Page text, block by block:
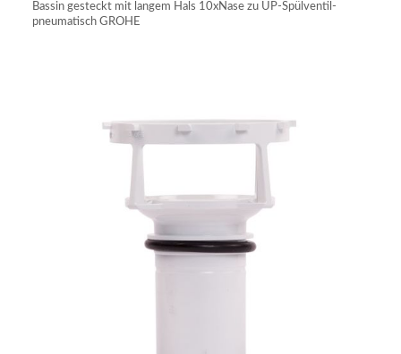
Bassin gesteckt mit langem Hals 10xNase zu UP-Spülventil-
pneumatisch GROHE